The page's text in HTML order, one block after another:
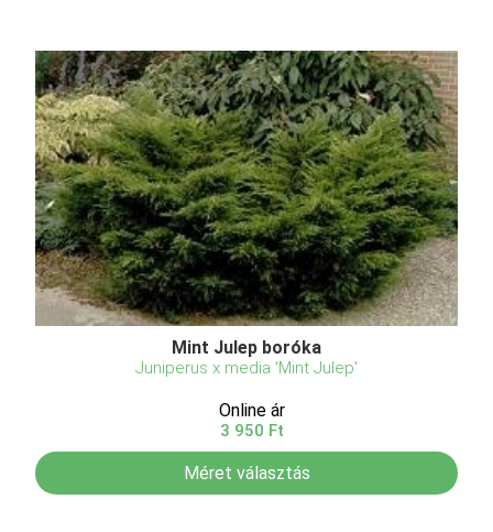
Mint Julep boróka
Juniperus x media 'Mint Julep'
Online ár
3 950 Ft
Méret választás